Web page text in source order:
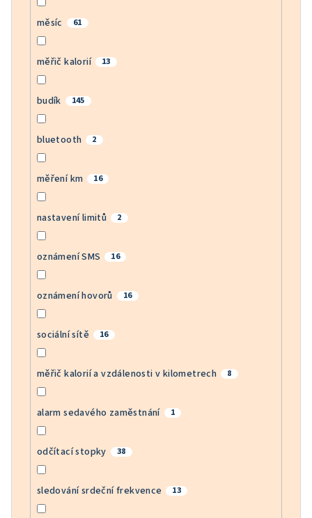
měsíc 61
měřič kalorií 13
budík 145
bluetooth 2
měření km 16
nastavení limitů 2
oznámení SMS 16
oznámení hovorů 16
sociální sítě 16
měřič kalorií a vzdálenosti v kilometrech 8
alarm sedavého zaměstnání 1
odčítací stopky 38
sledování srdeční frekvence 13